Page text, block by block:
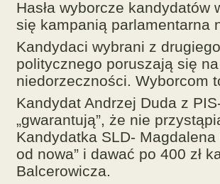
Hasła wyborcze
się kampanią parlamentarna
Kandydaci wybrani z
politycznego poruszają się
niedorzeczności. Wyborcom
Kandydat Andrzej Duda z
„gwarantują”, że nie
Kandydatka SLD-
od nowa” i dawać po 400 zł
Balcerowicza.